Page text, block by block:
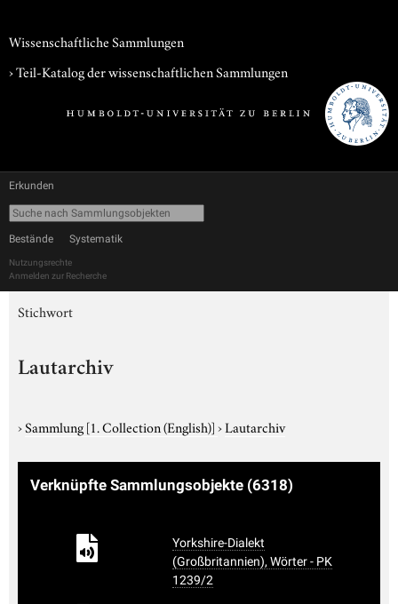
Wissenschaftliche Sammlungen
› Teil-Katalog der wissenschaftlichen Sammlungen
Erkunden
Bestände Systematik
Nutzungsrechte
Anmelden zur Recherche
Stichwort
Lautarchiv
›Sammlung[1. Collection (English)]›Lautarchiv
Verknüpfte Sammlungsobjekte (6318)
Yorkshire-Dialekt
(Großbritannien), Wörter - PK
1239/2